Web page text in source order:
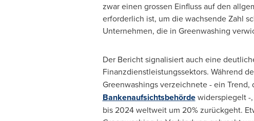
zwar einen grossen Einfluss auf den
erforderlich ist, um die wachsende Zahl
Unternehmen, die in Greenwashing
Der Bericht signalisiert auch eine
Finanzdienstleistungssektors. Während
Greenwashings verzeichnete - ein
Bankenaufsichtsbehördewiderspiegelt -,
bis 2024 weltweit um 20% zurückgeht.